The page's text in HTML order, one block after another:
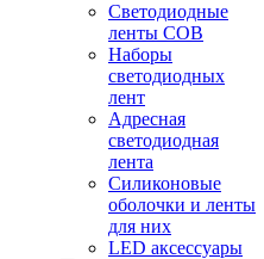
Светодиодные
ленты COB
Наборы
светодиодных
лент
Адресная
светодиодная
лента
Силиконовые
оболочки и ленты
для них
LED аксессуары